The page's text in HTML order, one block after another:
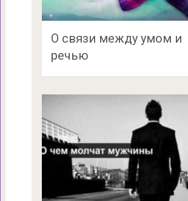
О связи между умом и
речью